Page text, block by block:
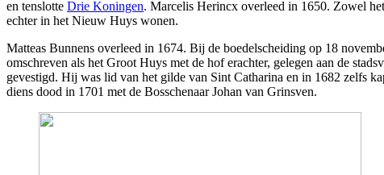
en tenslotte Drie Koningen. Marcelis Herincx overleed in 1650. Zowel
echter in het Nieuw Huys wonen.
Matteas Bunnens overleed in 1674. Bij de boedelscheiding op 18
omschreven als het Groot Huys met de hof erachter, gelegen aan de
gevestigd. Hij was lid van het gilde van Sint Catharina en in 1682 zelfs
diens dood in 1701 met de Bosschenaar Johan van Grinsven.